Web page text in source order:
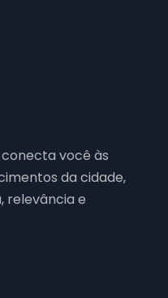
conecta você às
da cidade,
relevância e